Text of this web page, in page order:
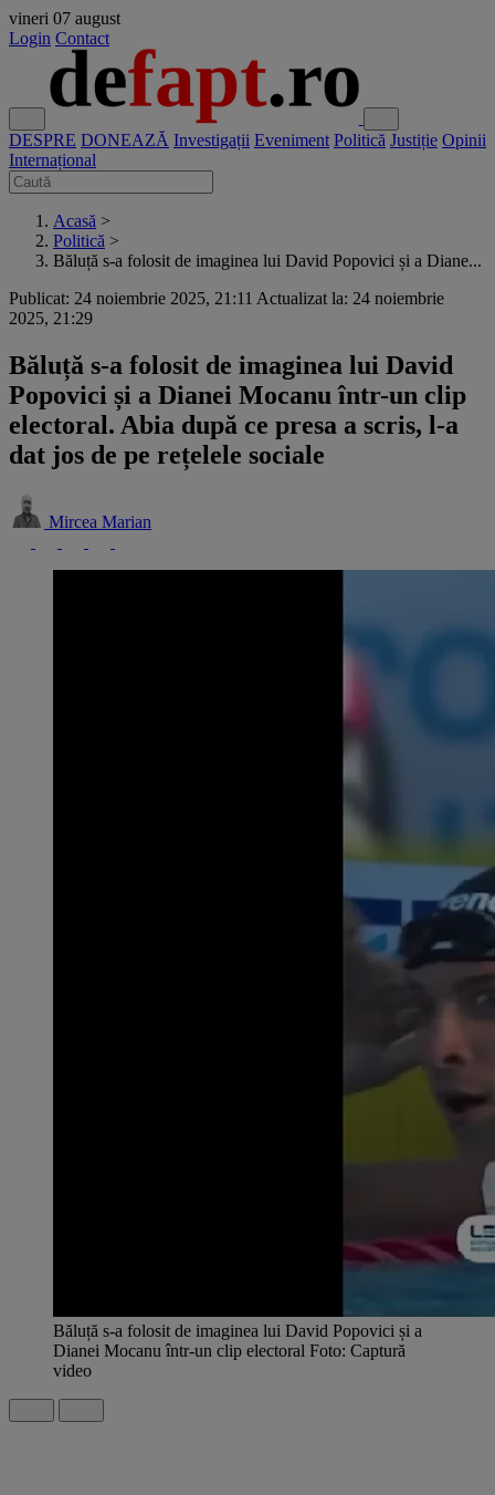
vineri 07 august
Login Contact
DESPRE DONEAZĂ Investigații Eveniment Politică Justiție Opinii
Internațional
Acasă >
Politică >
Băluță s-a folosit de imaginea lui David Popovici și a Diane...
Publicat: 24 noiembrie 2025, 21:11 Actualizat la: 24 noiembrie
2025, 21:29
Băluță s-a folosit de imaginea lui David
Popovici și a Dianei Mocanu într-un clip
electoral. Abia după ce presa a scris, l-a
dat jos de pe rețelele sociale
Mircea Marian
Băluță s-a folosit de imaginea lui David Popovici și a
Dianei Mocanu într-un clip electoral Foto: Captură
video